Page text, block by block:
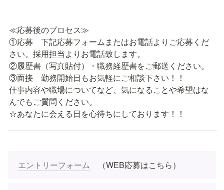
≪応募後のプロセス≫
①応募　下記応募フォームまたはお電話よりご応募くだ
さい。採用担当よりお電話致します。
②履歴書（写真貼付）・職務経歴書をご郵送ください。
③面接　勤務開始日もお気軽にご相談下さい！！
仕事内容や職場についてなど、気になることや希望はな
んでもご質問ください。
☆あなたに会える日を心待ちにしております！！
エントリーフォーム （WEB応募はこちら）